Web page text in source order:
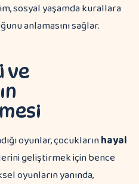
sosyal yaşamda kurallara
anlamasını sağlar.
ve
oyunlar, çocuklarınhayal
geliştirmek için bence
oyunların yanında,